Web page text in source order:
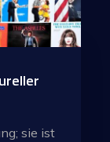
sie ist